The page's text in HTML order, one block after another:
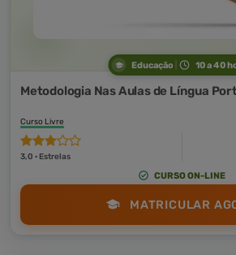
Educação 10 a 40
Metodologia Nas Aulas de Língua
Curso Livre
3,0 · Estrelas
CURSO ON-LINE
MATRICULAR